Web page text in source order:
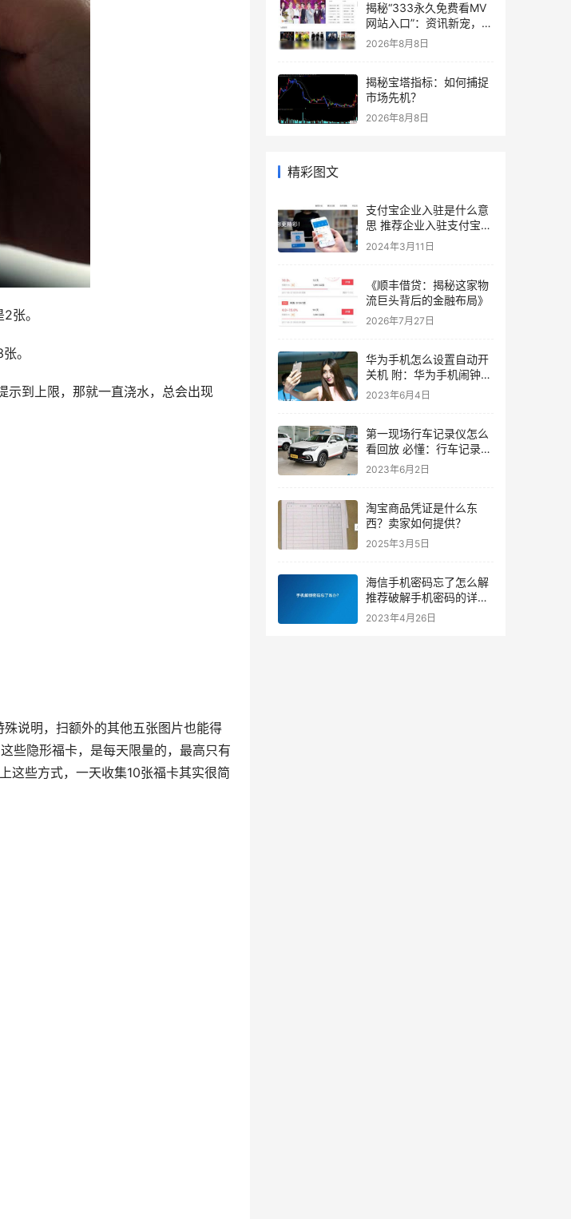
张。
。
示到上限，那就一直浇水，总会出现
说明，扫额外的其他五张图片也能得
些隐形福卡，是每天限量的，最高只有
这些方式，一天收集10张福卡其实很简
揭秘“333永久免费看MV
网站入口”：资讯新宠，你
了解多少？
2026年8月8日
揭秘宝塔指标：如何捕捉
市场先机？
2026年8月8日
精彩图文
支付宝企业入驻是什么意
思 推荐企业入驻支付宝小
程序详细步骤
2024年3月11日
《顺丰借贷：揭秘这家物
流巨头背后的金融布局》
2026年7月27日
华为手机怎么设置自动开
关机 附：华为手机闹钟这
2大玩法
2023年6月4日
第一现场行车记录仪怎么
看回放 必懂：行车记录仪
看回放步骤
2023年6月2日
淘宝商品凭证是什么东
西？卖家如何提供？
2025年3月5日
海信手机密码忘了怎么解
推荐破解手机密码的详细
步骤
2023年4月26日